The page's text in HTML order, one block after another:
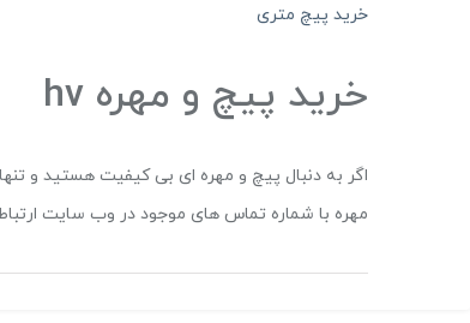
خرید پیچ متری
خرید پیچ و مهره hv
اگر به دنبال پیچ و مهره ای بی کیفیت هستید و
مهره با شماره تماس های موجود در وب سایت ارتباط